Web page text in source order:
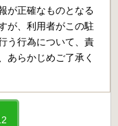
が正確なものとなる
が、利用者がこの駐
う行為について、責
あらかじめご了承く